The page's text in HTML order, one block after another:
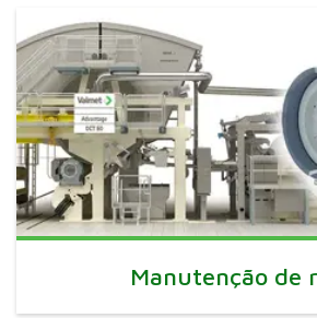
Manutenção de